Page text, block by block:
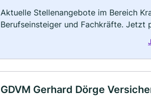
Aktuelle Stellenangebote im Bereich
Berufseinsteiger und Fachkräfte. Jetzt
GDVM Gerhard Dörge